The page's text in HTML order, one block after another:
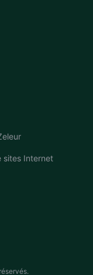
sites Internet